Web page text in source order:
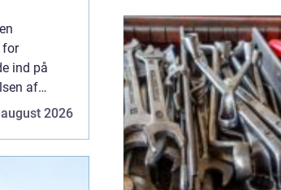
for
ind på
af
2026
fare for skader på huse
og haver. Mange træer i
området er gamle, høje
og placeret ...